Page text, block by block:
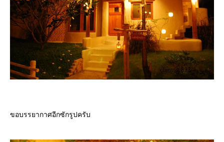
ขอบรรยากาศอีกซักรูปครับ